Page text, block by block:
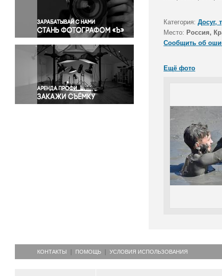
Правосудие
Происшествия и конфликты
Религия
Светская жизнь
Спорт
Экология
Экономика и бизнес
Категория: Досуг,
Место: Россия,
Сообщить об
Ещё фото
КОНТАКТЫ ПОМОЩЬ УСЛОВИЯ ИСПОЛЬЗОВАНИЯ